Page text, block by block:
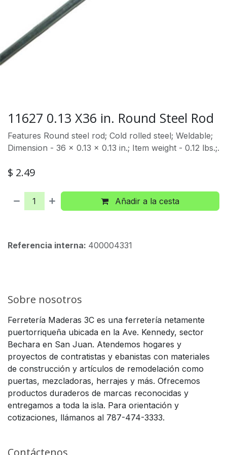
11627 0.13 X36 in. Round Steel Rod
Features Round steel rod; Cold rolled steel; Weldable;
Dimension - 36 x 0.13 x 0.13 in.; Item weight - 0.12 lbs.;.
$ 2.49
Añadir a la cesta
Referencia interna: 400004331
Sobre nosotros
Ferretería Maderas 3C es una ferretería netamente
puertorriqueña ubicada en la Ave. Kennedy, sector
Bechara en San Juan. Atendemos hogares y
proyectos de contratistas y ebanistas con materiales
de construcción y artículos de remodelación como
puertas, mezcladoras, herrajes y más. Ofrecemos
productos duraderos de marcas reconocidas y
entregamos a toda la isla. Para orientación y
cotizaciones, llámanos al 787-474-3333.
Contáctenos